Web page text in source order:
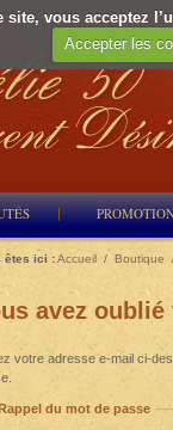
vous acceptez
Accepter les
êtes ici :Accueil / Boutique
avez
votre adresse e-mail ci-
du mot de passe